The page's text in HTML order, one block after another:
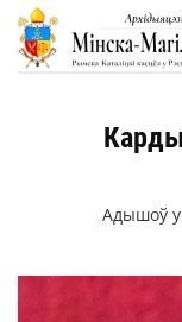
Skip to main
Адышоў у